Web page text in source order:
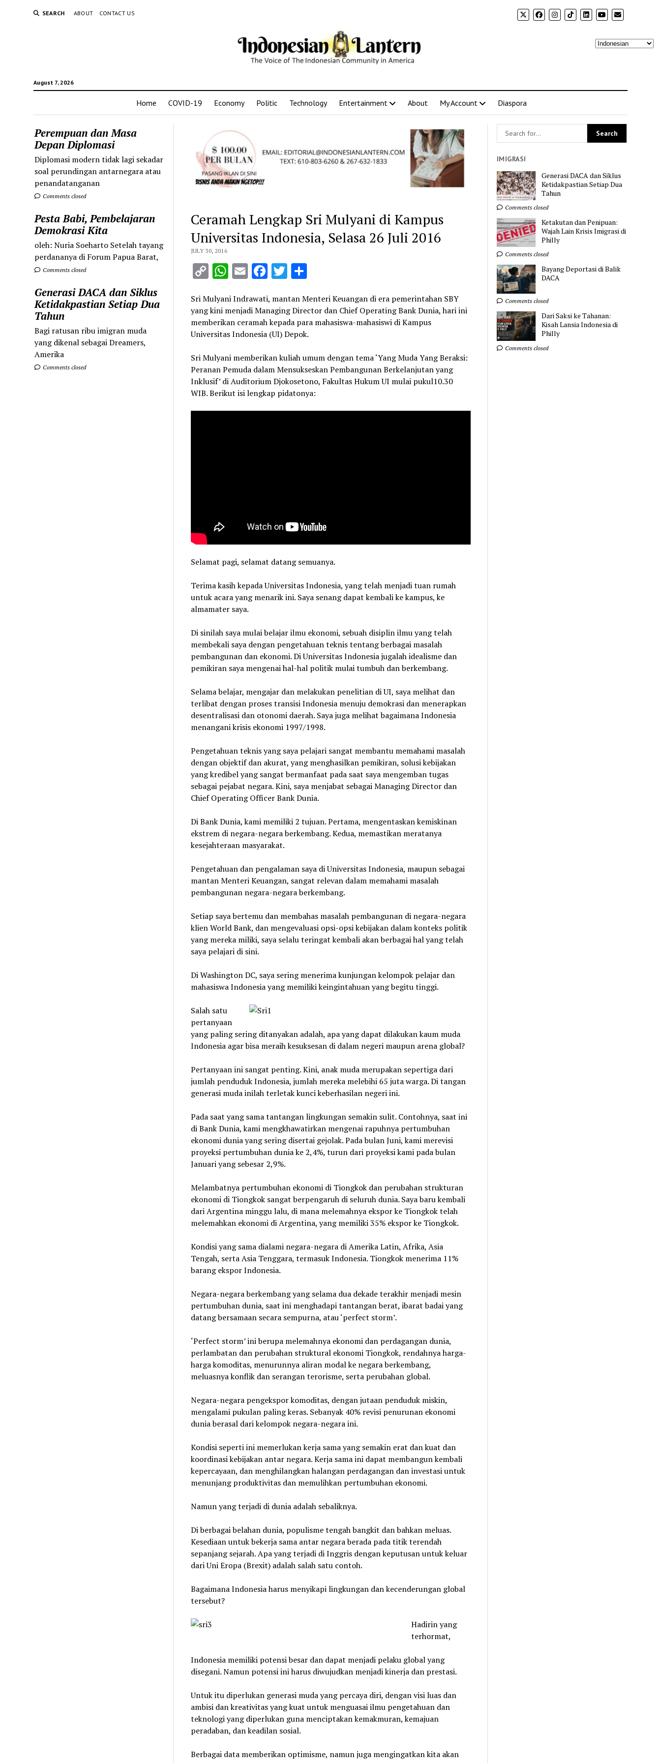
SEARCH ABOUT CONTACT US
August 7, 2026
Home COVID-19 Economy Politic Technology Entertainment About My Account Diaspora
Perempuan dan Masa
Depan Diplomasi
Diplomasi modern tidak lagi sekadar
soal perundingan antarnegara atau
penandatanganan
Comments closed
Pesta Babi, Pembelajaran
Demokrasi Kita
oleh: Nuria Soeharto Setelah tayang
perdananya di Forum Papua Barat,
Comments closed
Generasi DACA dan Siklus
Ketidakpastian Setiap Dua
Tahun
Bagi ratusan ribu imigran muda
yang dikenal sebagai Dreamers,
Amerika
Comments closed
Ceramah Lengkap Sri Mulyani di Kampus
Universitas Indonesia, Selasa 26 Juli 2016
JULY 30, 2016
CopyWhatsApp
EmailFacebook
Twitter
Share
Sri Mulyani Indrawati, mantan Menteri Keuangan di era pemerintahan SBY
yang kini menjadi Managing Director dan Chief Operating Bank Dunia, hari ini
memberikan ceramah kepada para mahasiswa-mahasiswi di Kampus
Universitas Indonesia (UI) Depok.
Sri Mulyani memberikan kuliah umum dengan tema ‘Yang Muda Yang Beraksi:
Peranan Pemuda dalam Mensukseskan Pembangunan Berkelanjutan yang
Inklusif’ di Auditorium Djokosetono, Fakultas Hukum UI mulai pukul10.30
WIB. Berikut isi lengkap pidatonya:
Selamat pagi, selamat datang semuanya.
Terima kasih kepada Universitas Indonesia, yang telah menjadi tuan rumah
untuk acara yang menarik ini. Saya senang dapat kembali ke kampus, ke
almamater saya.
Di sinilah saya mulai belajar ilmu ekonomi, sebuah disiplin ilmu yang telah
membekali saya dengan pengetahuan teknis tentang berbagai masalah
pembangunan dan ekonomi. Di Universitas Indonesia jugalah idealisme dan
pemikiran saya mengenai hal-hal politik mulai tumbuh dan berkembang.
Selama belajar, mengajar dan melakukan penelitian di UI, saya melihat dan
terlibat dengan proses transisi Indonesia menuju demokrasi dan menerapkan
desentralisasi dan otonomi daerah. Saya juga melihat bagaimana Indonesia
menangani krisis ekonomi 1997/1998.
Pengetahuan teknis yang saya pelajari sangat membantu memahami masalah
dengan objektif dan akurat, yang menghasilkan pemikiran, solusi kebijakan
yang kredibel yang sangat bermanfaat pada saat saya mengemban tugas
sebagai pejabat negara. Kini, saya menjabat sebagai Managing Director dan
Chief Operating Officer Bank Dunia.
Di Bank Dunia, kami memiliki 2 tujuan. Pertama, mengentaskan kemiskinan
ekstrem di negara-negara berkembang. Kedua, memastikan meratanya
kesejahteraan masyarakat.
Pengetahuan dan pengalaman saya di Universitas Indonesia, maupun sebagai
mantan Menteri Keuangan, sangat relevan dalam memahami masalah
pembangunan negara-negara berkembang.
Setiap saya bertemu dan membahas masalah pembangunan di negara-negara
klien World Bank, dan mengevaluasi opsi-opsi kebijakan dalam konteks politik
yang mereka miliki, saya selalu teringat kembali akan berbagai hal yang telah
saya pelajari di sini.
Di Washington DC, saya sering menerima kunjungan kelompok pelajar dan
mahasiswa Indonesia yang memiliki keingintahuan yang begitu tinggi.
Salah satu
pertanyaan
yang paling sering ditanyakan adalah, apa yang dapat dilakukan kaum muda
Indonesia agar bisa meraih kesuksesan di dalam negeri maupun arena global?
Pertanyaan ini sangat penting. Kini, anak muda merupakan sepertiga dari
jumlah penduduk Indonesia, jumlah mereka melebihi 65 juta warga. Di tangan
generasi muda inilah terletak kunci keberhasilan negeri ini.
Pada saat yang sama tantangan lingkungan semakin sulit. Contohnya, saat ini
di Bank Dunia, kami mengkhawatirkan mengenai rapuhnya pertumbuhan
ekonomi dunia yang sering disertai gejolak. Pada bulan Juni, kami merevisi
proyeksi pertumbuhan dunia ke 2,4%, turun dari proyeksi kami pada bulan
Januari yang sebesar 2,9%.
Melambatnya pertumbuhan ekonomi di Tiongkok dan perubahan strukturan
ekonomi di Tiongkok sangat berpengaruh di seluruh dunia. Saya baru kembali
dari Argentina minggu lalu, di mana melemahnya ekspor ke Tiongkok telah
melemahkan ekonomi di Argentina, yang memiliki 35% ekspor ke Tiongkok.
Kondisi yang sama dialami negara-negara di Amerika Latin, Afrika, Asia
Tengah, serta Asia Tenggara, termasuk Indonesia. Tiongkok menerima 11%
barang ekspor Indonesia.
Negara-negara berkembang yang selama dua dekade terakhir menjadi mesin
pertumbuhan dunia, saat ini menghadapi tantangan berat, ibarat badai yang
datang bersamaan secara sempurna, atau ‘perfect storm’.
‘Perfect storm’ ini berupa melemahnya ekonomi dan perdagangan dunia,
perlambatan dan perubahan struktural ekonomi Tiongkok, rendahnya harga-
harga komoditas, menurunnya aliran modal ke negara berkembang,
meluasnya konflik dan serangan terorisme, serta perubahan global.
Negara-negara pengekspor komoditas, dengan jutaan penduduk miskin,
mengalami pukulan paling keras. Sebanyak 40% revisi penurunan ekonomi
dunia berasal dari kelompok negara-negara ini.
Kondisi seperti ini memerlukan kerja sama yang semakin erat dan kuat dan
koordinasi kebijakan antar negara. Kerja sama ini dapat membangun kembali
kepercayaan, dan menghilangkan halangan perdagangan dan investasi untuk
menunjang produktivitas dan memulihkan pertumbuhan ekonomi.
Namun yang terjadi di dunia adalah sebaliknya.
Di berbagai belahan dunia, populisme tengah bangkit dan bahkan meluas.
Kesediaan untuk bekerja sama antar negara berada pada titik terendah
sepanjang sejarah. Apa yang terjadi di Inggris dengan keputusan untuk keluar
dari Uni Eropa (Brexit) adalah salah satu contoh.
Bagaimana Indonesia harus menyikapi lingkungan dan kecenderungan global
tersebut?
Hadirin yang
terhormat,
Indonesia memiliki potensi besar dan dapat menjadi pelaku global yang
disegani. Namun potensi ini harus diwujudkan menjadi kinerja dan prestasi.
Untuk itu diperlukan generasi muda yang percaya diri, dengan visi luas dan
ambisi dan kreativitas yang kuat untuk menguasai ilmu pengetahuan dan
teknologi yang diperlukan guna menciptakan kemakmuran, kemajuan
peradaban, dan keadilan sosial.
Berbagai data memberikan optimisme, namun juga mengingatkan kita akan
IMIGRASI
Generasi DACA dan Siklus
Ketidakpastian Setiap Dua
Tahun
Comments closed
Ketakutan dan Penipuan:
Wajah Lain Krisis Imigrasi di
Philly
Comments closed
Bayang Deportasi di Balik
DACA
Comments closed
Dari Saksi ke Tahanan:
Kisah Lansia Indonesia di
Philly
Comments closed